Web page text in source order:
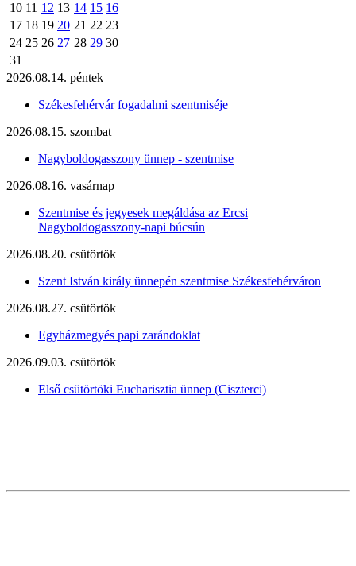
10 11 12 13 14 15 16
17 18 19 20 21 22 23
24 25 26 27 28 29 30
31
2026.08.14. péntek
Székesfehérvár fogadalmi szentmiséje
2026.08.15. szombat
Nagyboldogasszony ünnep - szentmise
2026.08.16. vasárnap
Szentmise és jegyesek megáldása az Ercsi
Nagyboldogasszony-napi búcsún
2026.08.20. csütörtök
Szent István király ünnepén szentmise Székesfehérváron
2026.08.27. csütörtök
Egyházmegyés papi zarándoklat
2026.09.03. csütörtök
Első csütörtöki Eucharisztia ünnep (Ciszterci)